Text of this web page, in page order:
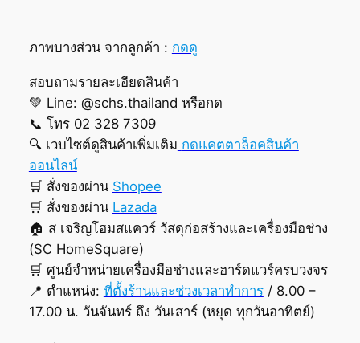
ภาพบางส่วน จากลูกค้า : กดดู
สอบถามรายละเอียดสินค้า
💚 Line: @schs.thailand หรือกด
📞 โทร 02 328 7309
🔍 เวบไซต์ดูสินค้าเพิ่มเติม กดแคตตาล็อคสินค้า
ออนไลน์
🛒 สั่งของผ่าน Shopee
🛒 สั่งของผ่าน Lazada
🏠 ส เจริญโฮมสแควร์ วัสดุก่อสร้างและเครื่องมือช่าง
(SC HomeSquare)
🛒 ศูนย์จำหน่ายเครื่องมือช่างและฮาร์ดแวร์ครบวงจร
📍 ตำแหน่ง: ที่ตั้งร้านและช่วงเวลาทำการ/ 8.00 –
17.00 น. วันจันทร์ ถึง วันเสาร์ (หยุด ทุกวันอาทิตย์)